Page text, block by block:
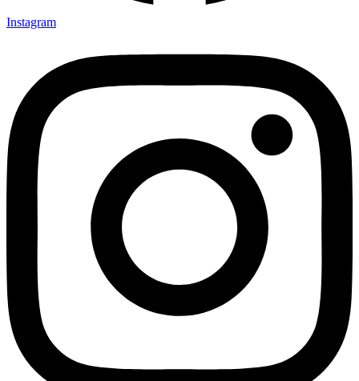
Instagram